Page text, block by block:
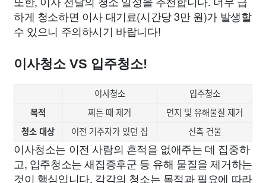
하게 청소하면 이사 대기료(시간당 3만 원)가 발생할
수 있으니 주의하시기 바랍니다!
이사청소 VS 입주청소!
이사청소
입주청소
목적
찌든 때 제거
먼지 및 유해물질 제거
청소 대상
이전 거주자가 있던 집 신축 건물
이사청소는 이전 사람의 흔적을 없애주는 데 집중하
고, 입주청소는 새집증후군 등 유해 물질을 제거하는
것이 핵심입니다. 각각의 청소는 목적과 필요에 따라